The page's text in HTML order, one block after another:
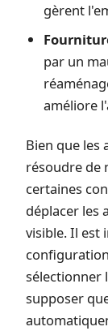
gèrent
par un
améliore
Bien que les
résoudre de
certaines
déplacer les
visible. Il est
sélectionner
supposer